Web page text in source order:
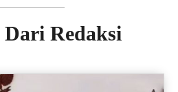
Redaksi